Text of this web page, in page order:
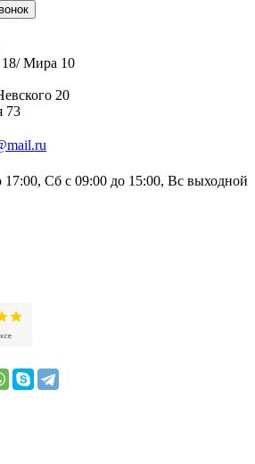
18/ Мира 10
20
73
Сб с 09:00 до 15:00, Вс выходной